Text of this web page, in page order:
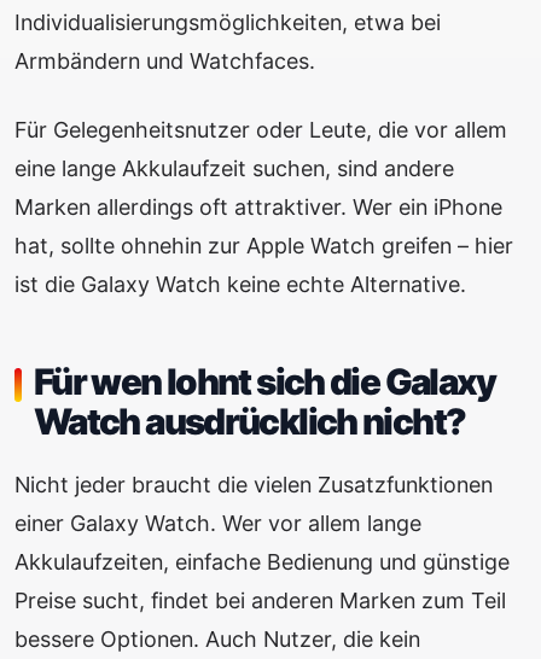
Individualisierungsmöglichkeiten, etwa bei
Armbändern und Watchfaces.
Für Gelegenheitsnutzer oder Leute, die vor allem
eine lange Akkulaufzeit suchen, sind andere
Marken allerdings oft attraktiver. Wer ein iPhone
hat, sollte ohnehin zur Apple Watch greifen – hier
ist die Galaxy Watch keine echte Alternative.
Für wen lohnt sich die Galaxy
Watch ausdrücklich nicht?
Nicht jeder braucht die vielen Zusatzfunktionen
einer Galaxy Watch. Wer vor allem lange
Akkulaufzeiten, einfache Bedienung und günstige
Preise sucht, findet bei anderen Marken zum Teil
bessere Optionen. Auch Nutzer, die kein